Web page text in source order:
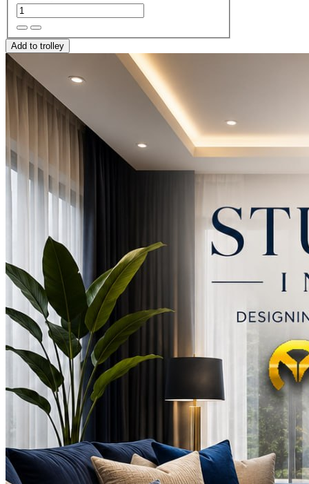
Add to trolley